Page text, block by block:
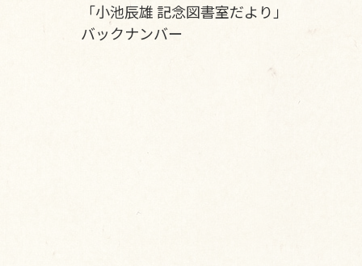
「小池辰雄 記念図書室だより」
バックナンバー